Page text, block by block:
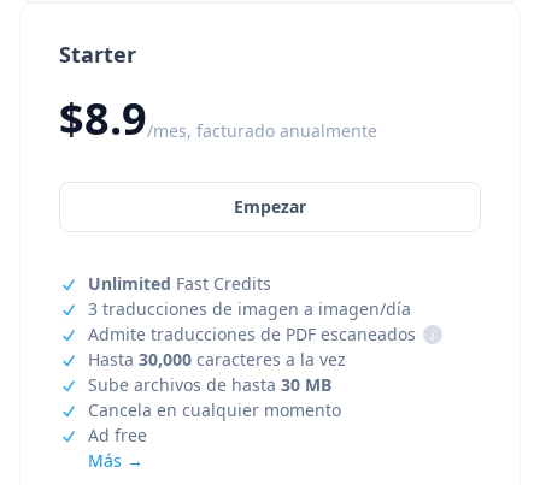
Starter
$8.9/mes, facturado anualmente
Empezar
Unlimited Fast Credits
3 traducciones de imagen a imagen/día
Admite traducciones de PDF escaneados
i
Hasta 30,000 caracteres a la vez
Sube archivos de hasta 30 MB
Cancela en cualquier momento
Ad free
Más →